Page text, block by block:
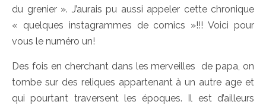
du grenier ». J’aurais pu aussi appeler cette chronique
« quelques instagrammes de comics »!!! Voici pour
vous le numéro un!
Des fois en cherchant dans les merveilles de papa, on
tombe sur des reliques appartenant à un autre age et
qui pourtant traversent les époques. Il est d’ailleurs